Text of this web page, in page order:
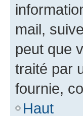
mail,
peut que
traité par
fournie,
Haut